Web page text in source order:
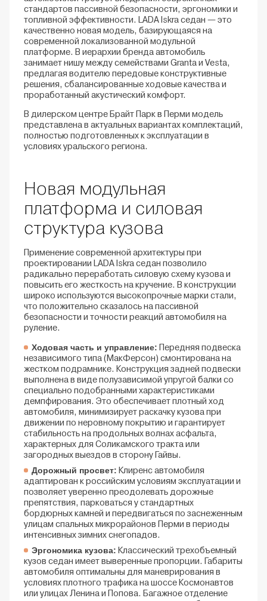
стандартов пассивной безопасности, эргономики и
топливной эффективности. LADA Iskra седан — это
качественно новая модель, базирующаяся на
современной локализованной модульной
платформе. В иерархии бренда автомобиль
занимает нишу между семействами Granta и Vesta,
предлагая водителю передовые конструктивные
решения, сбалансированные ходовые качества и
проработанный акустический комфорт.
В дилерском центре Брайт Парк в Перми модель
представлена в актуальных вариантах комплектаций,
полностью подготовленных к эксплуатации в
условиях уральского региона.
Новая модульная
платформа и силовая
структура кузова
Применение современной архитектуры при
проектировании LADA Iskra седан позволило
радикально переработать силовую схему кузова и
повысить его жесткость на кручение. В конструкции
широко используются высокопрочные марки стали,
что положительно сказалось на пассивной
безопасности и точности реакций автомобиля на
руление.
Ходовая часть и управление: Передняя подвеска
независимого типа (МакФерсон) смонтирована на
жестком подрамнике. Конструкция задней подвески
выполнена в виде полузависимой упругой балки со
специально подобранными характеристиками
демпфирования. Это обеспечивает плотный ход
автомобиля, минимизирует раскачку кузова при
движении по неровному покрытию и гарантирует
стабильность на продольных волнах асфальта,
характерных для Соликамского тракта или
загородных выездов в сторону Гайвы.
Дорожный просвет: Клиренс автомобиля
адаптирован к российским условиям эксплуатации и
позволяет уверенно преодолевать дорожные
препятствия, парковаться у стандартных
бордюрных камней и передвигаться по заснеженным
улицам спальных микрорайонов Перми в периоды
интенсивных зимних снегопадов.
Эргономика кузова: Классический трехобъемный
кузов седан имеет выверенные пропорции. Габариты
автомобиля оптимальны для маневрирования в
условиях плотного трафика на шоссе Космонавтов
или улицах Ленина и Попова. Багажное отделение